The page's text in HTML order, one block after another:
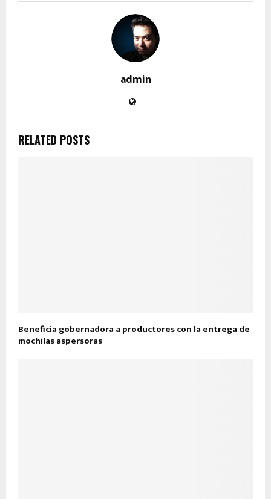
admin
RELATED POSTS
Beneficia gobernadora a productores con la entrega de
mochilas aspersoras